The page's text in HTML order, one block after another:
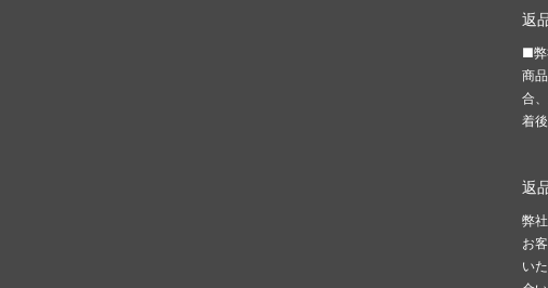
返
■弊
商
合
着
返
弊
お
い